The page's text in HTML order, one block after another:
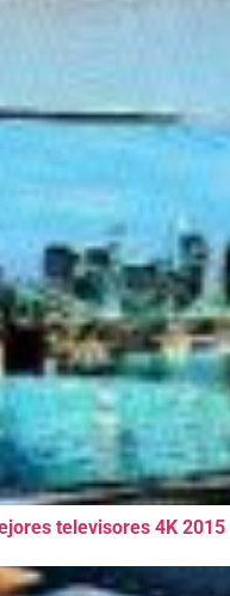
televisores 4K 2015